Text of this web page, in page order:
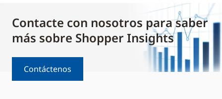
Contacte con nosotros para saber
más sobre Shopper Insights
Contáctenos